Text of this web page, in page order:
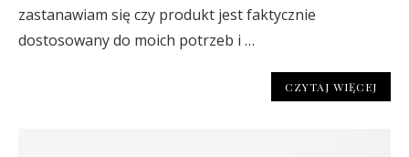
zastanawiam się czy produkt jest faktycznie
dostosowany do moich potrzeb i …
CZYTAJ WIĘCEJ